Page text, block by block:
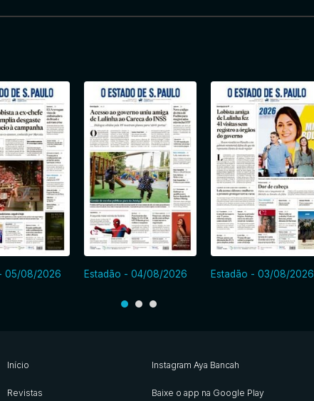
05/08/2026 Estadão - 04/08/2026 Estadão - 03/08/2026
Início
Revistas
Instagram Aya Bancah
Baixe o app na Google Play